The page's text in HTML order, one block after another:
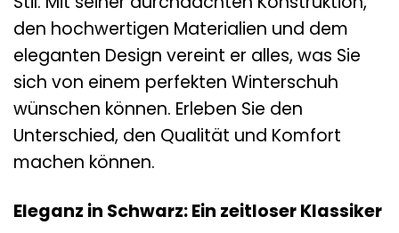
den hochwertigen Materialien und dem
eleganten Design vereint er alles, was Sie
sich von einem perfekten Winterschuh
wünschen können. Erleben Sie den
Unterschied, den Qualität und Komfort
machen können.
Eleganz in Schwarz: Ein zeitloser Klassiker